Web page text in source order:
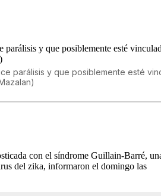
parálisis y que posiblemente esté
con el síndrome Guillain-Barré,
del zika, informaron el domingo las